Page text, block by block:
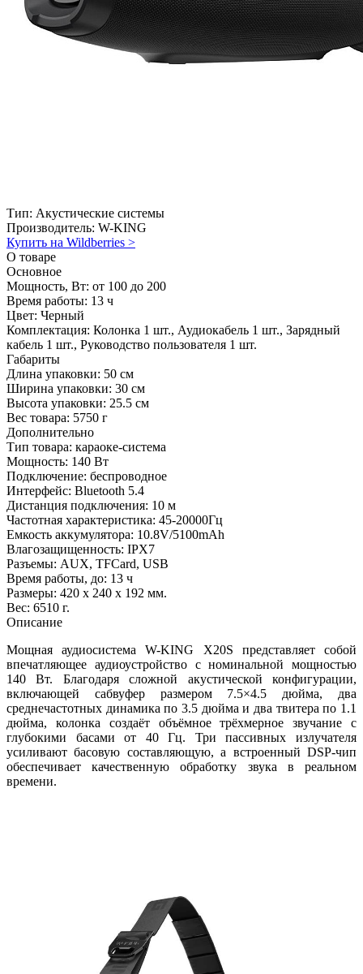
Тип: Акустические системы
Производитель: W-KING
Купить на Wildberries >
О товаре
Основное
Мощность, Вт: от 100 до 200
Время работы: 13 ч
Цвет: Черный
Комплектация: Колонка 1 шт., Аудиокабель 1 шт., Зарядный
кабель 1 шт., Руководство пользователя 1 шт.
Габариты
Длина упаковки: 50 см
Ширина упаковки: 30 см
Высота упаковки: 25.5 см
Вес товара: 5750 г
Дополнительно
Тип товара: караоке-система
Мощность: 140 Вт
Подключение: беспроводное
Интерфейс: Bluetooth 5.4
Дистанция подключения: 10 м
Частотная характеристика: 45-20000Гц
Емкость аккумулятора: 10.8V/5100mAh
Влагозащищенность: IPX7
Разъемы: AUX, TFCard, USB
Время работы, до: 13 ч
Размеры: 420 х 240 х 192 мм.
Вес: 6510 г.
Описание
Мощная аудиосистема W-KING X20S представляет собой
впечатляющее аудиоустройство с номинальной мощностью
140 Вт. Благодаря сложной акустической конфигурации,
включающей сабвуфер размером 7.5×4.5 дюйма, два
среднечастотных динамика по 3.5 дюйма и два твитера по 1.1
дюйма, колонка создаёт объёмное трёхмерное звучание с
глубокими басами от 40 Гц. Три пассивных излучателя
усиливают басовую составляющую, а встроенный DSP-чип
обеспечивает качественную обработку звука в реальном
времени.